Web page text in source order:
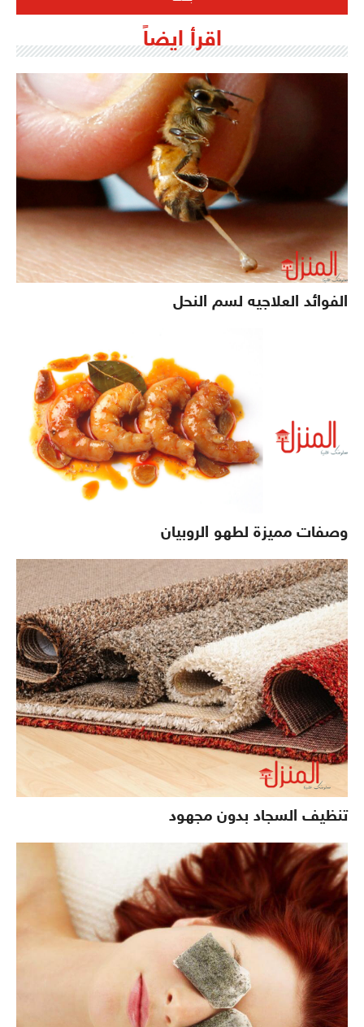
اقرأ ايضاً
الفوائد العلاجيه لسم النحل
وصفات مميزة لطهو الروبيان
تنظيف السجاد بدون مجهود